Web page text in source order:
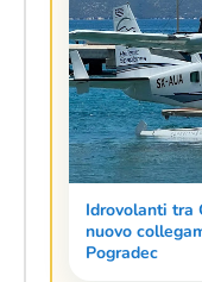
Idrovolanti tra
nuovo
Pogradec